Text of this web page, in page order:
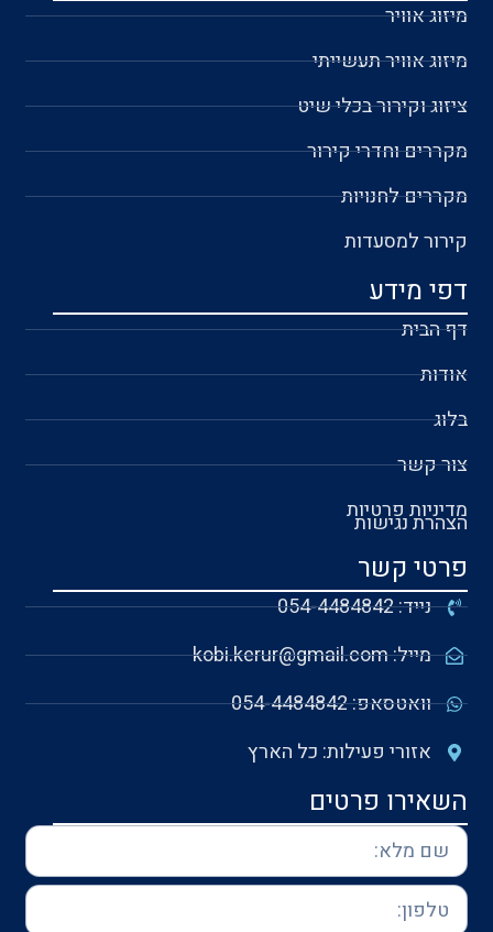
מיזוג אוויר
מיזוג אוויר תעשייתי
ציזוג וקירור בכלי שיט
מקררים וחדרי קירור
מקררים לחנויות
קירור למסעדות
דפי מידע
דף הבית
אודות
בלוג
צור קשר
מדיניות פרטיות
הצהרת נגישות
פרטי קשר
נייד: 054-4484842
מייל: kobi.kerur@gmail.com
וואטסאפ: 054-4484842
אזורי פעילות: כל הארץ
השאירו פרטים